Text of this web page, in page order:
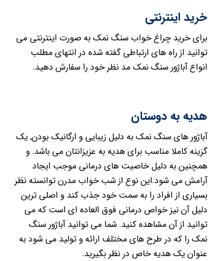
خرید اینترنتی
برای خرید چراغ خواب سنگ نمک به صورت اینترنتی می
توانید از راه های ارتباطی گفته شده در انتهای مطلب
انواع آباژور سنگ نمک مد نظر خود را سفارش دهید.
هدیه به دوستان
آباژور های سنگ نمک به دلیل زیبایی و ارگانیک بودن, یک
گزینه کاملا مناسب برای هدیه به عزیزانتان می باشد. و
همچنین به دلیل خاصیت های درمانی موجب ایجاد
آرامش می شود.این نوع از شب خواب مدرن توانسته نظر
بسیاری از افراد را به سمت خود جذب کند و اصلی ترین
دلیل آن نیز خواص درمانی فوق العاده ای است که می
توانید از آن مشاهده کنید. شما می توانید آباژور سنگ
نمک را که در طرح های مختلف ارائه و تولید می شود به
عنوان یک هدیه خاص در نظر بگیرید.